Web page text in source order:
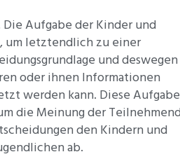
Aufgabe der Kinder und
um letztendlich zu einer
und
oder ihnen Informationen
werden kann. Diese
die Meinung der
den Kindern und
ab.